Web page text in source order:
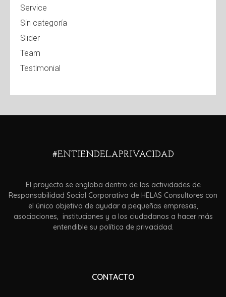
Service
Sin categoría
Slider
Team
Testimonial
#ENTIENDELAPRIVACIDAD
El proyecto se engloba dentro de las actividades de
Responsabilidad Social Corporativa de HELAS Consultores con
el único objetivo de ayudar a pequeñas empresas,
asociaciones, instituciones y a los ciudadanos a hacer más
entendible su política de privacidad.
CONTACTO